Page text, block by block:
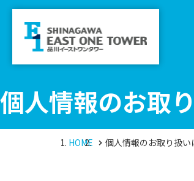
個人情報のお取
HOME 個人情報のお取り扱い